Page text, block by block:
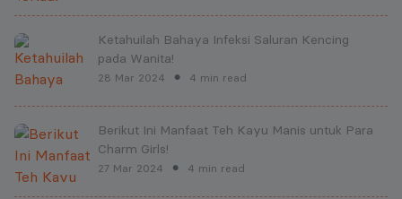
Ketahuilah Bahaya Infeksi Saluran Kencing
pada Wanita!
28 Mar 2024 ● 4 min read
Berikut Ini Manfaat Teh Kayu Manis untuk Para
Charm Girls!
27 Mar 2024 ● 4 min read